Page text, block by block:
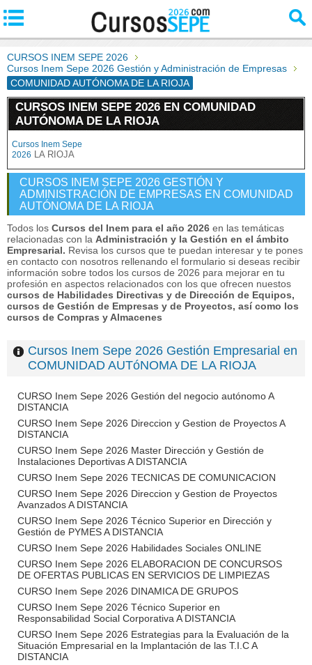
CURSOS INEM SEPE 2026
Cursos Inem Sepe 2026 Gestión y Administración de Empresas
COMUNIDAD AUTÓNOMA DE LA RIOJA
CURSOS INEM SEPE 2026 EN COMUNIDAD
AUTÓNOMA DE LA RIOJA
Cursos Inem Sepe
2026 LA RIOJA
CURSOS INEM SEPE 2026 GESTIÓN Y
ADMINISTRACIÓN DE EMPRESAS EN COMUNIDAD
AUTÓNOMA DE LA RIOJA
Todos los Cursos del Inem para el año 2026 en las temáticas
relacionadas con la Administración y la Gestión en el ámbito
Empresarial. Revisa los cursos que te puedan interesar y te pones
en contacto con nosotros rellenando el formulario si deseas recibir
información sobre todos los cursos de 2026 para mejorar en tu
profesión en aspectos relacionados con los que ofrecen nuestos
cursos de Habilidades Directivas y de Dirección de Equipos,
cursos de Gestión de Empresas y de Proyectos, así como los
cursos de Compras y Almacenes
Cursos Inem Sepe 2026 Gestión Empresarial en
COMUNIDAD AUTóNOMA DE LA RIOJA
CURSO Inem Sepe 2026 Gestión del negocio autónomo A
DISTANCIA
CURSO Inem Sepe 2026 Direccion y Gestion de Proyectos A
DISTANCIA
CURSO Inem Sepe 2026 Master Dirección y Gestión de
Instalaciones Deportivas A DISTANCIA
CURSO Inem Sepe 2026 TECNICAS DE COMUNICACION
CURSO Inem Sepe 2026 Direccion y Gestion de Proyectos
Avanzados A DISTANCIA
CURSO Inem Sepe 2026 Técnico Superior en Dirección y
Gestión de PYMES A DISTANCIA
CURSO Inem Sepe 2026 Habilidades Sociales ONLINE
CURSO Inem Sepe 2026 ELABORACION DE CONCURSOS
DE OFERTAS PUBLICAS EN SERVICIOS DE LIMPIEZAS
CURSO Inem Sepe 2026 DINAMICA DE GRUPOS
CURSO Inem Sepe 2026 Técnico Superior en
Responsabilidad Social Corporativa A DISTANCIA
CURSO Inem Sepe 2026 Estrategias para la Evaluación de la
Situación Empresarial en la Implantación de las T.I.C A
DISTANCIA